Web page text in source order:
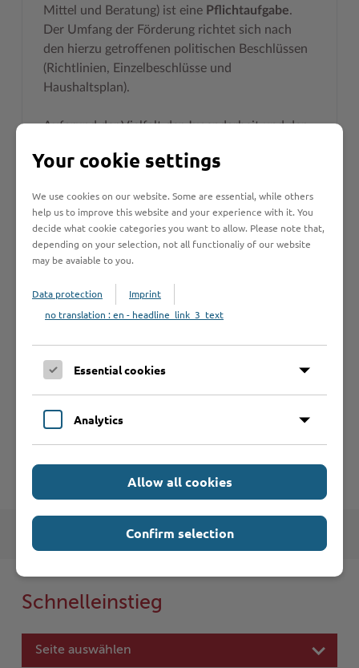
Mittel und Beratung) ist eine Pflichtaufgabe.
Der Umfang der Förderung richtet sich nach
den hierzu getroffenen politischen Beschlüssen
(Richtlinien, Einzelbeschlüsse und
Haushaltsplan).
Aufgrund der Vielfalt der Jugendarbeit und der
immer nur ein Ausschnitt dargestellt werden.
unseren weiteren Internetseiten den ->
Jugendserver Stormarn
. Hier erhalten Sie
weitere Informationen rund um die
Jugendarbeit im Kreis Stormarn und Links zu
Anbietern (Kreis Stormarn und darüber hinaus).
Natürlich sind wir für Ihre Fragen auch
Zurück zurJugendarbeit (Hauptseite)
Schnelleinstieg
Seite auswählen
Your cookie settings
We use cookies on our website. Some are essential, while others
help us to improve this website and your experience with it. You
decide what cookie categories you want to allow. Please note that,
depending on your selection, not all functionaliy of our website
may be avaiable to you.
Data protection
Imprint
no translation : en - headline_link_3_text
Essential cookies
Analytics
Allow all cookies
Confirm selection